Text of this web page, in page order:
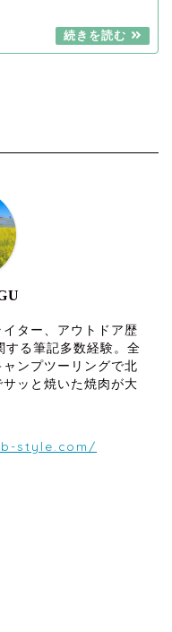
ター、アウトドア歴
する筆記多数経験。全
ンプツーリングで北
ッと焼いた焼肉が大
style.com/